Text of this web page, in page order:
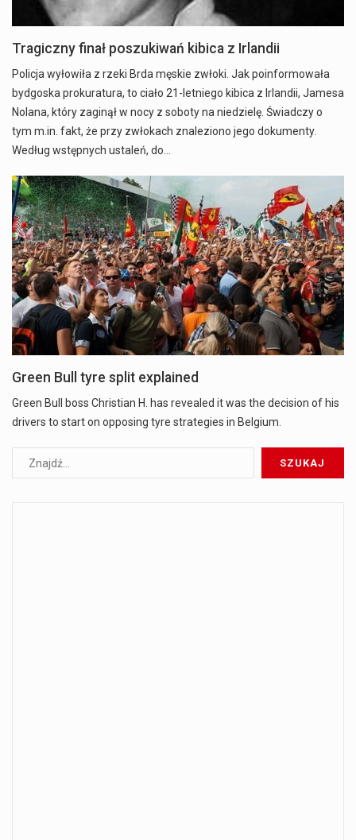
Tragiczny finał poszukiwań kibica z Irlandii
Policja wyłowiła z rzeki Brda męskie zwłoki. Jak poinformowała
bydgoska prokuratura, to ciało 21-letniego kibica z Irlandii, Jamesa
Nolana, który zaginął w nocy z soboty na niedzielę. Świadczy o
tym m.in. fakt, że przy zwłokach znaleziono jego dokumenty.
Według wstępnych ustaleń, do…
Green Bull tyre split explained
Green Bull boss Christian H. has revealed it was the decision of his
drivers to start on opposing tyre strategies in Belgium.